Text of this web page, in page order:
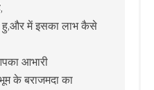
हु,और में इसका लाभ कैसे
आभारी
के बराजमदा का